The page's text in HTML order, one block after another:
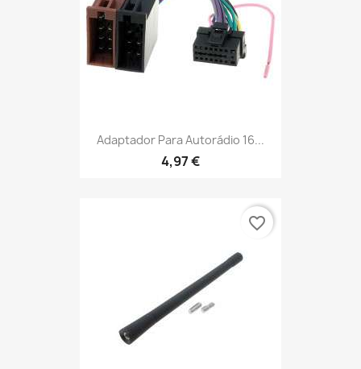
Adaptador Para Autorádio 16...
4,97 €
favorite_border